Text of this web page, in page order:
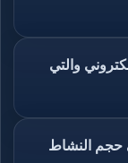
والتي
حجم النشاط